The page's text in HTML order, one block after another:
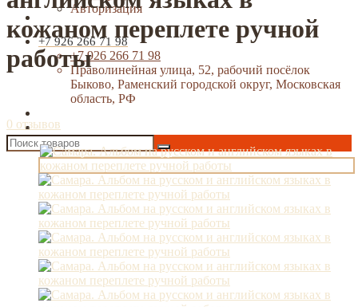
Авторизация
+7 926 266 71 98
+7 926 266 71 98
Праволинейная улица, 52, рабочий посёлок
Быково, Раменский городской округ, Московская
область, РФ
кожаном переплете ручной
работы
0 отзывов